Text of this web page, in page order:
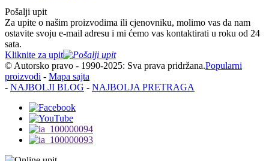
Pošalji upit
Za upite o našim proizvodima ili cjenovniku, molimo vas da nam
ostavite svoju e-mail adresu i mi ćemo vas kontaktirati u roku od 24
sata.
Kliknite za upit
© Autorsko pravo - 1990-2025: Sva prava pridržana.Popularni
proizvodi - Mapa sajta
- NAJBOLJI BLOG - NAJBOLJA PRETRAGA